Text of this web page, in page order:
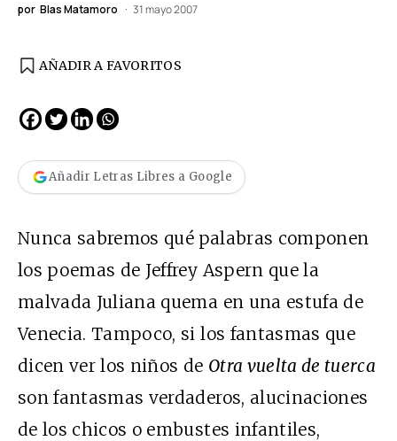
por Blas Matamoro 31 mayo 2007
AÑADIR A FAVORITOS
Añadir Letras Libres a Google
Nunca sabremos qué palabras componen
los poemas de Jeffrey Aspern que la
malvada Juliana quema en una estufa de
Venecia. Tampoco, si los fantasmas que
dicen ver los niños de Otra vuelta de tuerca
son fantasmas verdaderos, alucinaciones
de los chicos o embustes infantiles,